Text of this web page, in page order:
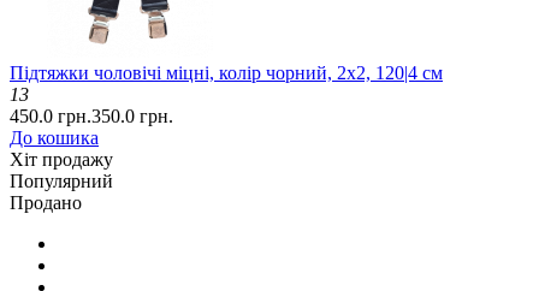
Підтяжки чоловічі міцні, колір чорний, 2x2, 120|4 см
13
450.0 грн.350.0 грн.
До кошика
Хіт продажу
Популярний
Продано